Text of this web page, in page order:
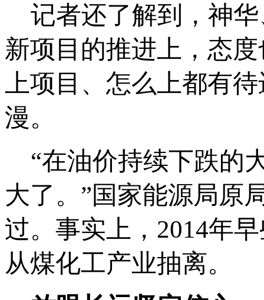
记者还了解到，神华
新项目的推进上，态
上项目、怎么上都有
漫。
“在油价持续下跌的
大了。”国家能源局原
过。事实上，2014年
从煤化工产业抽离。